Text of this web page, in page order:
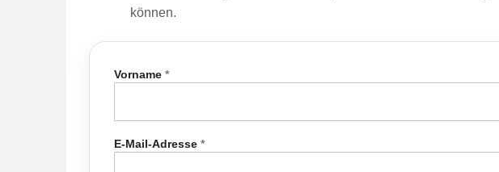
können.
Vorname *
E-Mail-Adresse *